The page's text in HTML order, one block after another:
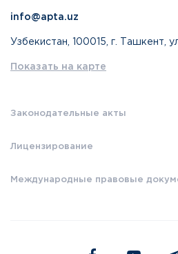
info@apta.uz
Узбекистан, 100015, г. Ташкент,
Показать на карте
Законодательные акты
Лицензирование
Международные правовые